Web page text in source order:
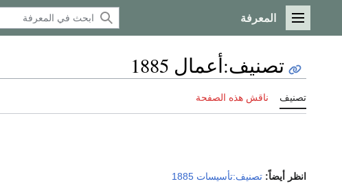
القائمة الرئيسية
المعرفة
تصنيف:أعمال 1885
تصنيف ناقش هذه الصفحة
انظر أيضاً: تصنيف:تأسيسات 1885